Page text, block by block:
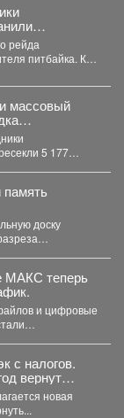
рейда
питбайка. Как
массовый
5 177
доску
МАКС теперь
и цифровые
с налогов.
вернут
новая